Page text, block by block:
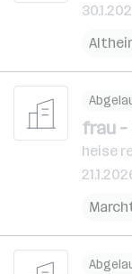
frau
heise